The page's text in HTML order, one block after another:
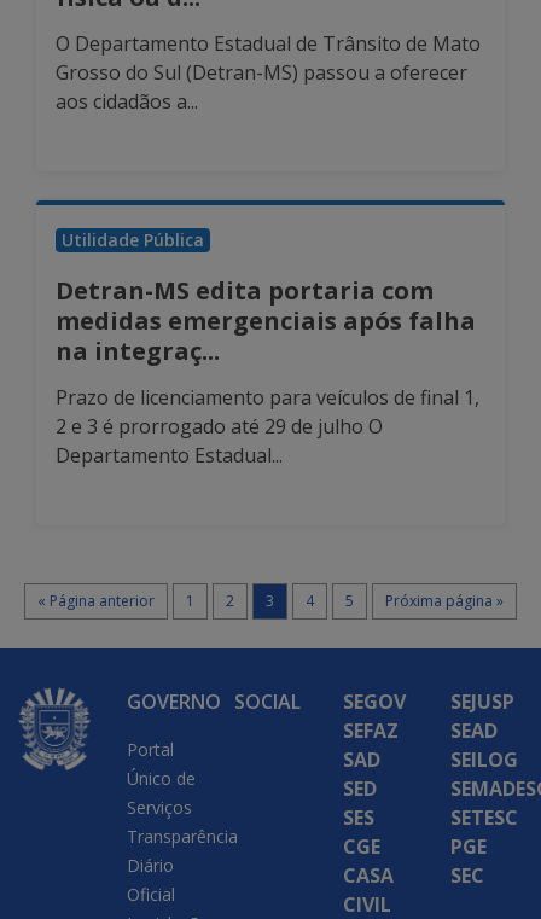
O Departamento Estadual de Trânsito de Mato
Grosso do Sul (Detran-MS) passou a oferecer
aos cidadãos a...
Utilidade Pública
Detran-MS edita portaria com
medidas emergenciais após falha
na integraç...
Prazo de licenciamento para veículos de final 1,
2 e 3 é prorrogado até 29 de julho O
Departamento Estadual...
« Página anterior 1 2 3 4 5 Próxima página »
GOVERNO
Portal
Único de
Serviços
Transparência
Diário
Oficial
SOCIAL
SEGOV
SEFAZ
SAD
SED
SES
CGE
CASA
CIVIL
SEJUSP
SEAD
SEILOG
SETESC
PGE
SEC